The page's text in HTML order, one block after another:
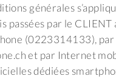
générales
passées par le CLIENT
(0223314133),
et par Internet
dédiées